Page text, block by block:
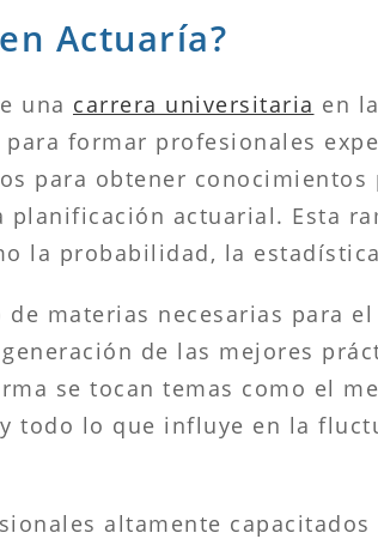
Actuaría?
una carrera universitaria en
formar profesionales
para obtener
actuarial. Esta
la probabilidad, la
materias necesarias para
de las mejores
se tocan temas como el
todo lo que influye en la
altamente